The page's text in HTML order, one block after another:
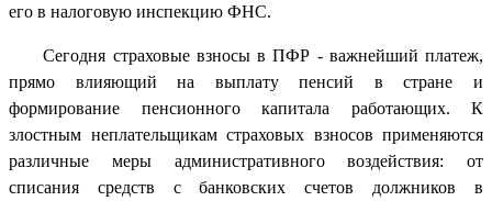
его в налоговую инспекцию ФНС.
Сегодня страховые взносы в ПФР - важнейший платеж,
прямо влияющий на выплату пенсий в стране и
формирование пенсионного капитала работающих. К
злостным неплательщикам страховых взносов применяются
различные меры административного воздействия: от
списания средств с банковских счетов должников в